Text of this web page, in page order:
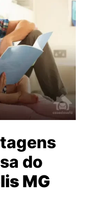
do
MG